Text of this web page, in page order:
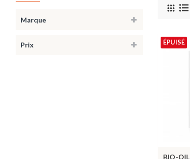
Prix
Marque
ÉPUISÉ
BIO-OIL